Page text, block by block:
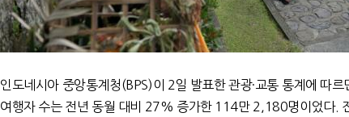
인도네시아 중앙통계청(BPS)이 2일 발표한 관광·교통 통계에 따
여행자 수는 전년 동월 대비 27% 증가한 114만 2,180명이었다.